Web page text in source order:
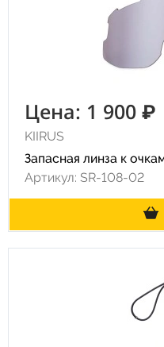
Цена: 1 900 ₽
KIIRUS
Запасная линза к
Артикул: SR-108-02